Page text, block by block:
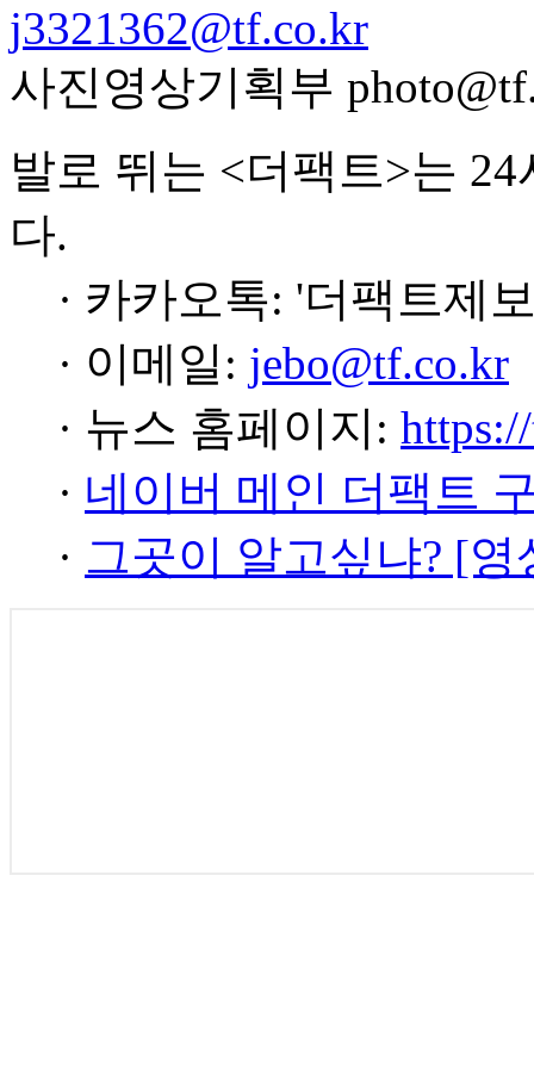
j3321362@tf.co.kr
사진영상기획부
발로 뛰는 <더팩트>는
다.
· 카카오톡: '더팩트제
· 이메일: jebo@tf.co.kr
· 뉴스 홈페이지:
· 네이버 메인 더팩트
· 그곳이 알고싶냐? [